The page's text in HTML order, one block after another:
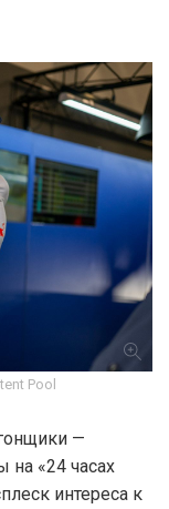
Pool
—
«24 часах
интереса к